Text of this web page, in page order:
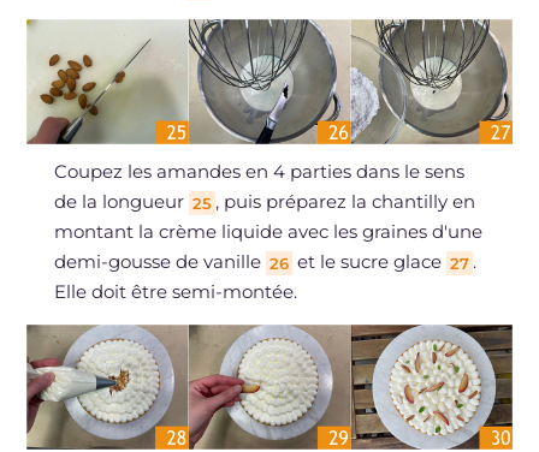
Coupez les amandes en 4 parties dans le sens
de la longueur 25 , puis préparez la chantilly en
montant la crème liquide avec les graines d'une
demi-gousse de vanille 26 et le sucre glace 27 .
Elle doit être semi-montée.